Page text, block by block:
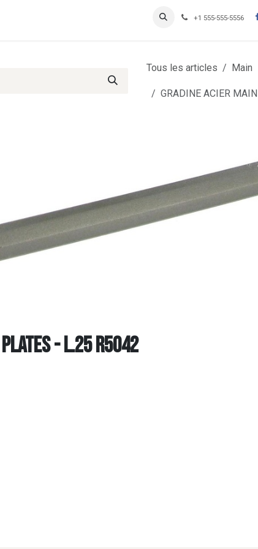
Inscription Clients professionnels+1 555-555-5556
Tous les articles Main
GRADINE ACIER
PLATES - L.25 R5042